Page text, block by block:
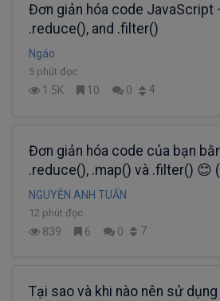
Đơn giản hóa code JavaScript
.reduce(), and .filter()
Ngáo
5 phút đọc
1.5K 10 0 4
Đơn giản hóa code của bạn
.reduce(), .map() và .filter() 😊
Javascript - PHẦN 36)
NGUYỄN ANH TUẤN
12 phút đọc
839 6 0 7
Tại sao và khi nào nên sử